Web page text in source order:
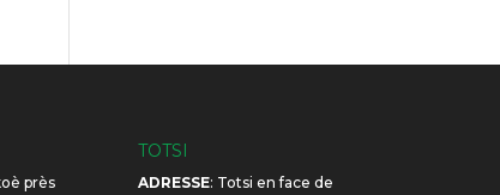
près
TOTSI
ADRESSE: Totsi en face de